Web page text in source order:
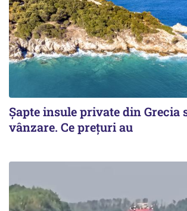
Șapte insule private din Grecia
vânzare. Ce prețuri au